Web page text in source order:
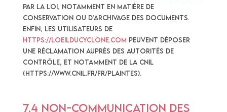
par la loi, notamment en matière de
conservation ou d’archivage des documents.
Enfin, les Utilisateurs de
https://loeilducyclone.com peuvent déposer
une réclamation auprès des autorités de
contrôle, et notamment de la CNIL
(https://www.cnil.fr/fr/plaintes).
7.4 Non-communication des